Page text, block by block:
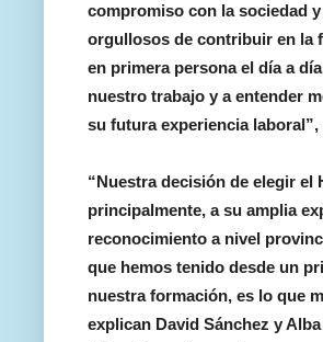
compromiso con la sociedad
orgullosos de contribuir en la
en primera persona el día a
nuestro trabajo y a entender
su futura experiencia
“Nuestra decisión de elegir el
principalmente, a su amplia
reconocimiento a nivel
que hemos tenido desde un
nuestra formación, es lo que
explican David Sánchez y